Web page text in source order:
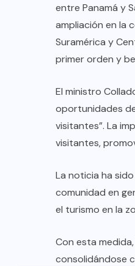
entre Panamá y
ampliación en la
Suramérica y
primer orden y
El ministro
oportunidades
visitantes”. La
visitantes,
La noticia ha
comunidad en
el turismo en la
Con esta
consolidándose
EL FIN
TULUM
TURÍSTICA